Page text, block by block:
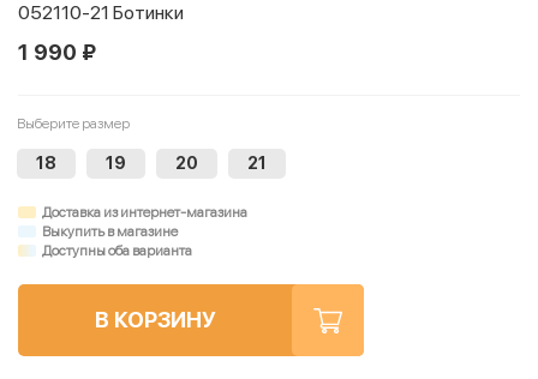
052110-21 Ботинки
1 990 ₽
Выберите размер
18 19 20 21
Доставка из интернет-магазина
Выкупить в магазине
Доступны оба варианта
В КОРЗИНУ